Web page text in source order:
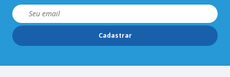
Cadastrar